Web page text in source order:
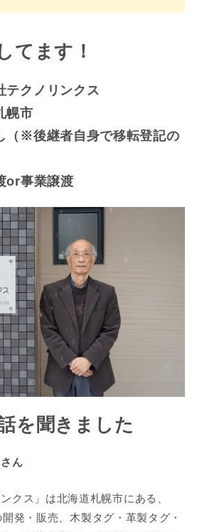
てます！
テクノリンクス
幌市
（※後継者自身で移転登記の
事業譲渡
を聞きました
ん
クス」は北海道札幌市にある、
発・販売、木製タグ・革製タグ・